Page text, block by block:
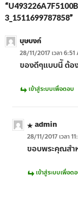
3_1511699787858”
บุษบงก์
28/11/2017 เวลา 6:51
ของดีๆแบบนีั ต้อ
เข้าสู่ระบบเพื่อตอบ
admin
28/11/2017 เวลา
ขอบพระคุณสำ
เข้าสู่ระบบเพื่อต